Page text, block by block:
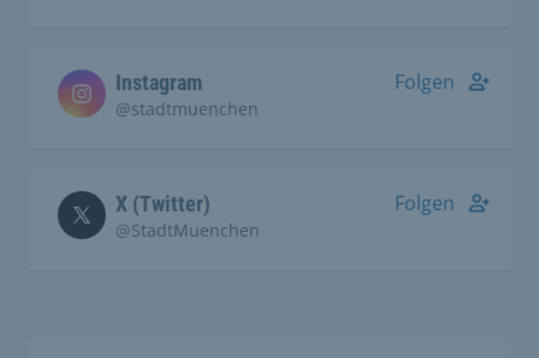
Instagram
@stadtmuenchen
Folgen
X (Twitter)
@StadtMuenchen
Folgen